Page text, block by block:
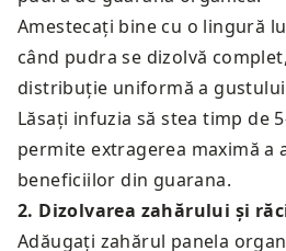
Amestecați bine cu o lingură
când pudra se dizolvă
distribuție uniformă a
Lăsați infuzia să stea timp de
permite extragerea maximă a
beneficiilor din guarana.
2. Dizolvarea zahărului și
Adăugați zahărul panela